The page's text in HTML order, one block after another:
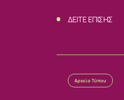
ΔΕΙΤΕ ΕΠΙΣΗΣ
Αρχείο Τύπου